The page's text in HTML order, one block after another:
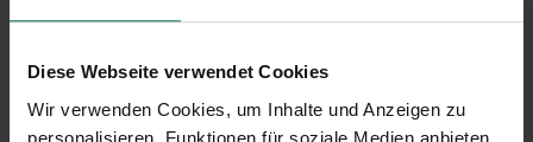
Diese Webseite verwendet Cookies
Wir verwenden Cookies, um Inhalte und Anzeigen zu
personalisieren, Funktionen für soziale Medien anbieten